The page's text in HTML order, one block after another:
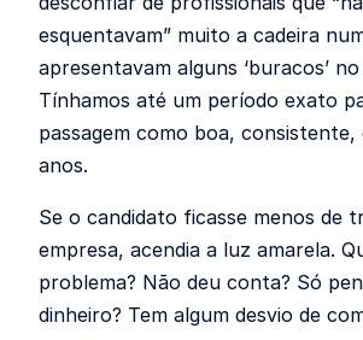
esquentavam” muito a cadeira
apresentavam alguns ‘buracos’
Tínhamos até um período exato
passagem como boa,
anos.
Se o candidato ficasse menos de
empresa, acendia a luz amarela.
problema? Não deu conta? Só
dinheiro? Tem algum desvio de